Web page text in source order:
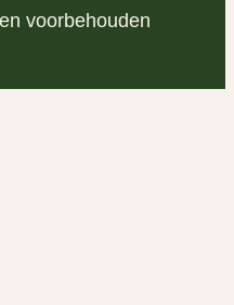
voorbehouden